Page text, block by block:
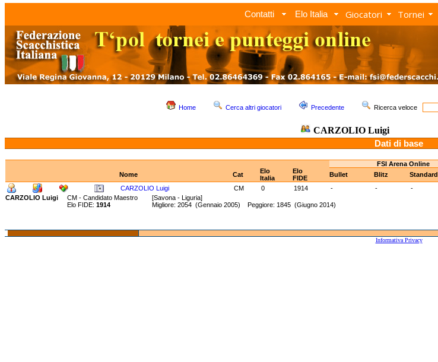
Contatti Elo Italia Giocatori Tornei
Home Cerca altri giocatori Precedente Ricerca veloce
CARZOLIO Luigi
Dati di base
FSI Arena Online
Nome
Cat
Elo
Italia
Elo
FIDE
Bullet Blitz Standard
CARZOLIO Luigi
CM 0 1914 - - -
CARZOLIO Luigi
CM - Candidato Maestro [Savona - Liguria]
Elo FIDE: 1914 Migliore: 2054 (Gennaio 2005) Peggiore: 1845 (Giugno 2014)
Informativa Privacy